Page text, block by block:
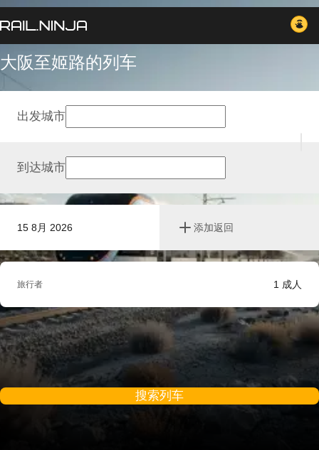
大阪至姬路的列车
15 8月 2026 添加返回
出发城市
到达城市
旅行者 1 成人
搜索列车